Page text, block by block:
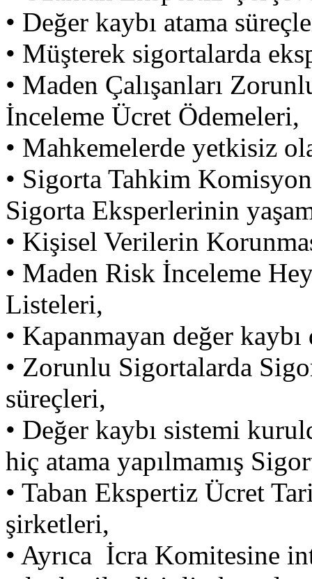
• Değer kaybı atama
• Müşterek sigortalarda
• Maden Çalışanları
İnceleme Ücret Ödemeleri,
• Mahkemelerde yetkisiz
• Sigorta Tahkim
Sigorta Eksperlerinin
• Kişisel Verilerin
• Maden Risk İnceleme
Listeleri,
• Kapanmayan değer kaybı
• Zorunlu Sigortalarda
süreçleri,
• Değer kaybı sistemi
hiç atama yapılmamış
• Taban Ekspertiz Ücret
şirketleri,
• Ayrıca İcra Komitesine